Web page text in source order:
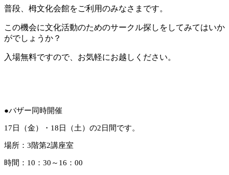
普段、栂文化会館をご利用のみなさまです。
この機会に文化活動のためのサークル探しをしてみてはいか
がでしょうか？
入場無料ですので、お気軽にお越しください。
●バザー同時開催
17日（金）・18日（土）の2日間です。
場所：3階第2講座室
時間：10：30～16：00